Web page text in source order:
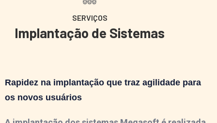
SERVIÇOS
Implantação de Sistemas
Rapidez na implantação que traz agilidade para
os novos usuários